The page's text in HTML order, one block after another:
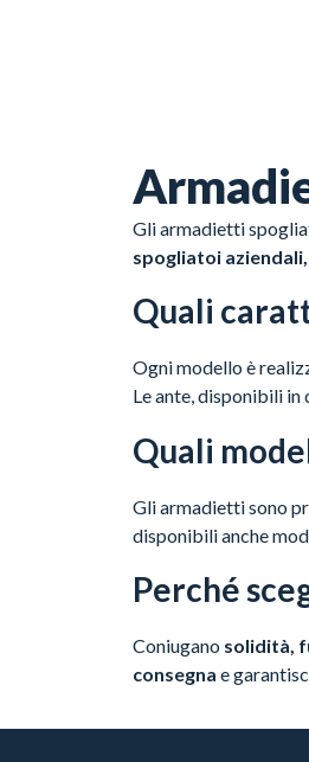
Gli armadietti
spogliatoi
Quali
Ogni modello è
Le ante, disponibili
Quali
Gli armadietti sono
disponibili anche
Perché
Coniugano solidità,
consegna e